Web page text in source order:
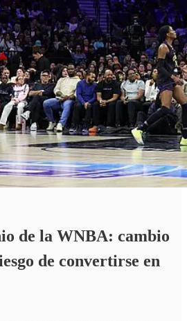
de la WNBA: cambio
de convertirse en